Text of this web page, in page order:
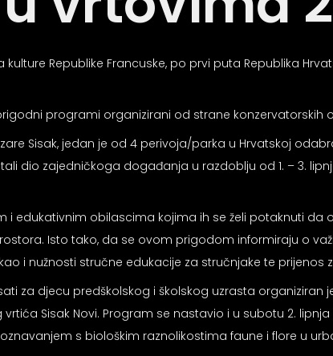
kulture Republike Francuske, po prvi puta Republika
programi organizirani od strane konzervatorskih
Sisak, jedan je od 4 perivoja/parka u Hrvatskoj
dio zajedničkoga događanja u razdoblju od 1. – 3.
edukativnim obilascima kojima ih se želi potaknuti
Isto tako, da se ovom prigodom informiraju o
i nužnosti stručne edukacije za stručnjake te prijenos
sati za djecu predškolskog i školskog uzrasta
Sisak Novi. Program se nastavio i u subotu 2.
s biološkim raznolikostima faune i flore u